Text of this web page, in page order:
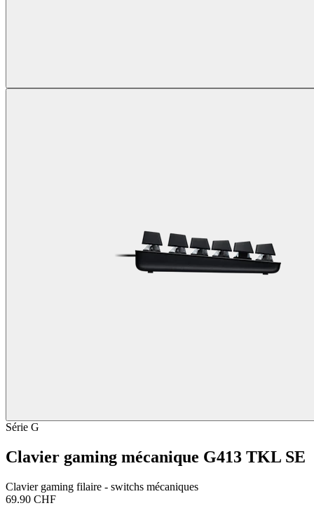
Série G
Clavier gaming mécanique G413 TKL SE
Clavier gaming filaire - switchs mécaniques
69.90 CHF